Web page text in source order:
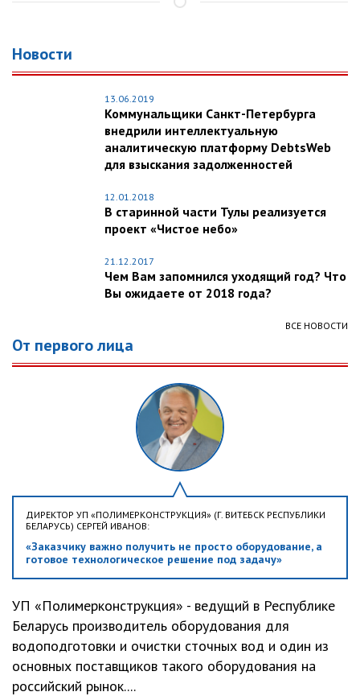
Новости
13.06.2019
Коммунальщики Санкт-Петербурга
внедрили интеллектуальную
аналитическую платформу DebtsWeb
для взыскания задолженностей
12.01.2018
В старинной части Тулы реализуется
проект «Чистое небо»
21.12.2017
Чем Вам запомнился уходящий год? Что
Вы ожидаете от 2018 года?
ВСЕ НОВОСТИ
От первого лица
ДИРЕКТОР УП «ПОЛИМЕРКОНСТРУКЦИЯ» (Г. ВИТЕБСК РЕСПУБЛИКИ
БЕЛАРУСЬ) СЕРГЕЙ ИВАНОВ:
«Заказчику важно получить не просто оборудование, а
готовое технологическое решение под задачу»
УП «Полимерконструкция» - ведущий в Республике
Беларусь производитель оборудования для
водоподготовки и очистки сточных вод и один из
основных поставщиков такого оборудования на
российский рынок....